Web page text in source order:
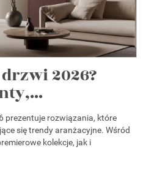
2026?
prezentuje rozwiązania, które
się trendy aranżacyjne. Wśród
kolekcje, jak i